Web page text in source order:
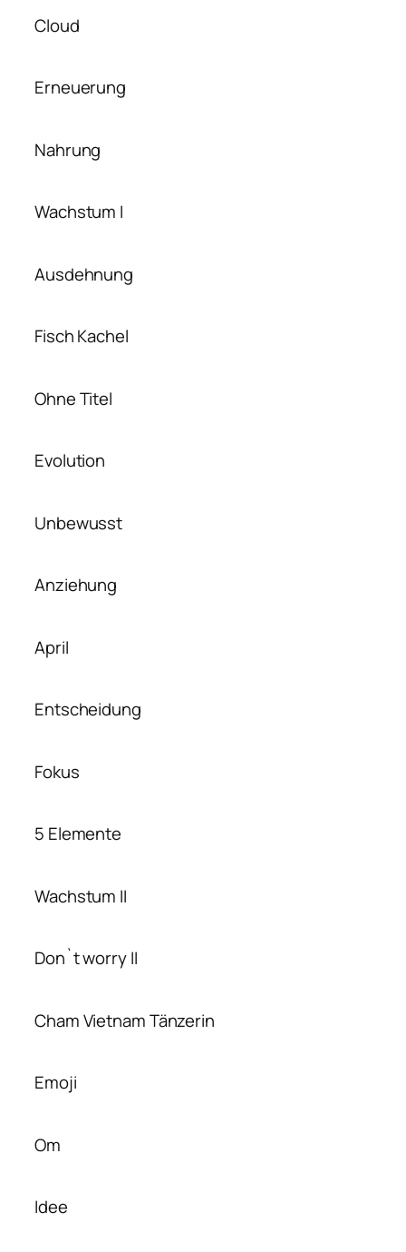
Cloud
Erneuerung
Nahrung
Wachstum I
Ausdehnung
Fisch Kachel
Ohne Titel
Evolution
Unbewusst
Anziehung
April
Entscheidung
Fokus
5 Elemente
Wachstum II
Don`t worry II
Cham Vietnam Tänzerin
Emoji
Om
Idee